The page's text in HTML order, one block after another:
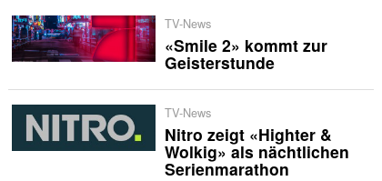
TV-News
«Smile 2» kommt zur
Geisterstunde
TV-News
Nitro zeigt «Highter &
Wolkig» als nächtlichen
Serienmarathon